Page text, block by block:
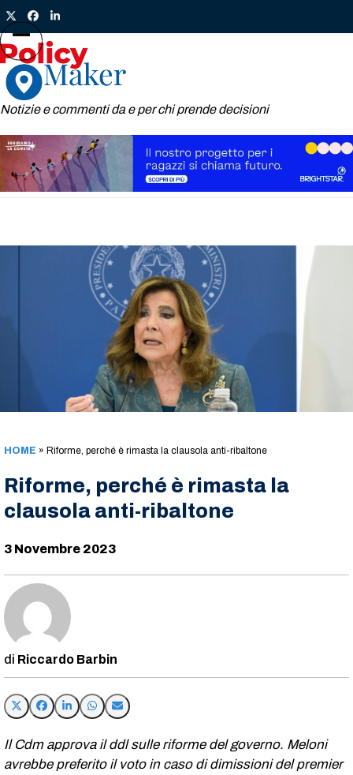
Skip
to
content
TwitterFacebook
LinkedIn
Notizie e commenti da e per chi prende decisioni
Open
mobile
menu
Close
mobile
menu
HOME » Riforme, perché è rimasta la clausola anti-ribaltone
Riforme, perché è rimasta la
clausola anti-ribaltone
3 Novembre 2023
Riccardo Barbin
Il Cdm approva il ddl sulle riforme del governo. Meloni
avrebbe preferito il voto in caso di dimissioni del premier